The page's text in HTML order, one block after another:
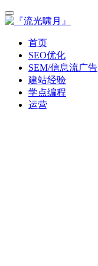
首页
SEO优化
SEM/信息流广告
建站经验
学点编程
运营